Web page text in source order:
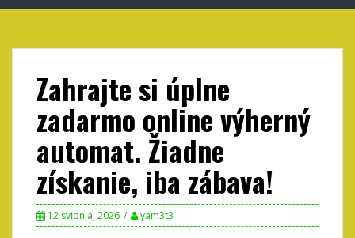
Zahrajte si úplne
zadarmo online výherný
automat. Žiadne
získanie, iba zábava!
12 svibnja, 2026 yam3t3